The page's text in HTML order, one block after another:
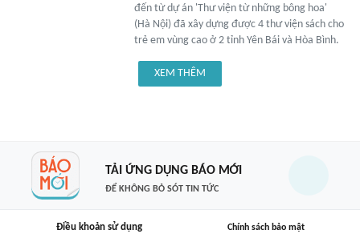
đến từ dự án 'Thư viện từ những bông hoa'
(Hà Nội) đã xây dựng được 4 thư viện sách cho
trẻ em vùng cao ở 2 tỉnh Yên Bái và Hòa Bình.
XEM THÊM
TẢI ỨNG DỤNG BÁO MỚI
ĐỂ KHÔNG BỎ SÓT TIN TỨC
Điều khoản sử dụng Chính sách bảo mật